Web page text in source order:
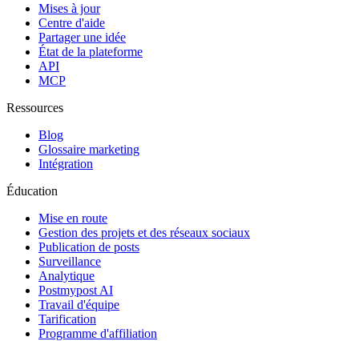
Mises à jour
Centre d'aide
Partager une idée
État de la plateforme
API
MCP
Ressources
Blog
Glossaire marketing
Intégration
Éducation
Mise en route
Gestion des projets et des réseaux sociaux
Publication de posts
Surveillance
Analytique
Postmypost AI
Travail d'équipe
Tarification
Programme d'affiliation